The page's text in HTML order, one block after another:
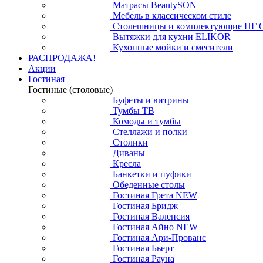
Матрасы BeautySON
Мебель в классическом стиле
Столешницы и комплектующие ПГ
Вытяжки для кухни ELIKOR
Кухонные мойки и смесители
РАСПРОДАЖА!
Акции
Гостиная
Гостиные (столовые)
Буфеты и витрины
Тумбы ТВ
Комоды и тумбы
Стеллажи и полки
Столики
Диваны
Кресла
Банкетки и пуфики
Обеденные столы
Гостиная Грета NEW
Гостиная Бридж
Гостиная Валенсия
Гостиная Айно NEW
Гостиная Ари-Прованс
Гостиная Бьерт
Гостиная Рауна